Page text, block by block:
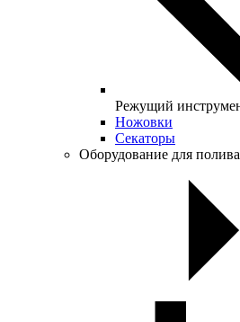
Режущий
Ножовки
Секаторы
Оборудование для